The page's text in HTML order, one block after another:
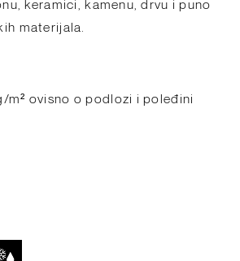
keramici, kamenu, drvu i puno
materijala.
m² ovisno o podlozi i poleđini